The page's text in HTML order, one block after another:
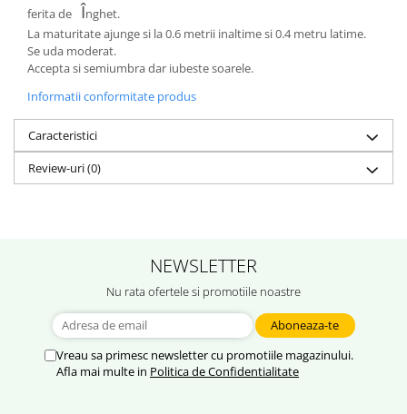
ferita de Înghet.
La maturitate ajunge si la 0.6 metrii inaltime si 0.4 metru latime.
Se uda moderat.
Accepta si semiumbra dar iubeste soarele.
Informatii conformitate produs
Caracteristici
Review-uri(0)
NEWSLETTER
Nu rata ofertele si promotiile noastre
Vreau sa primesc newsletter cu promotiile magazinului.
Afla mai multe in Politica de Confidentialitate